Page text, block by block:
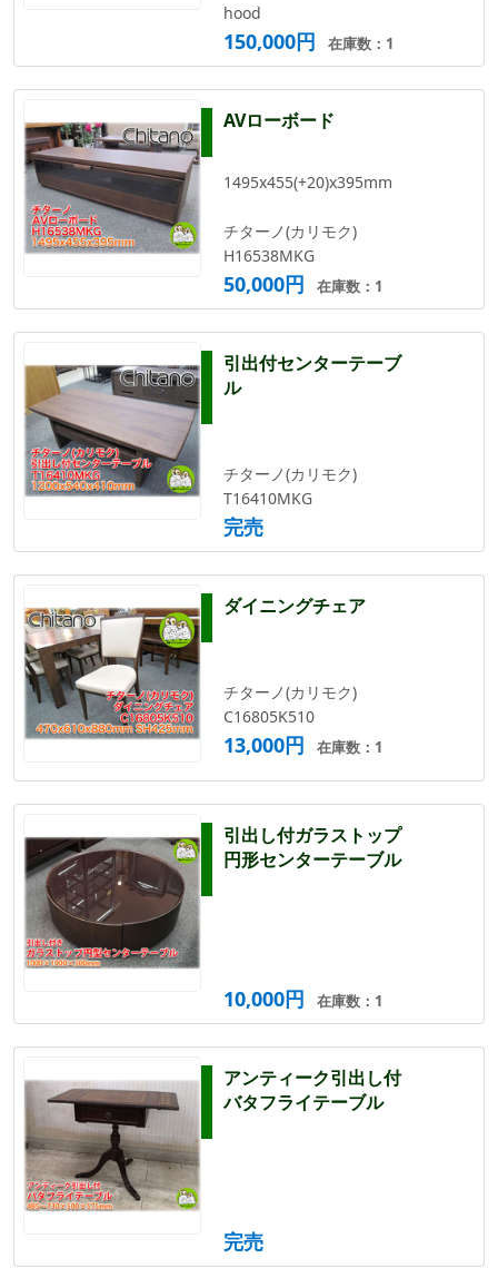
hood
150,000円 在庫数：1
AVローボード
1495x455(+20)x395mm
チターノ(カリモク)
H16538MKG
50,000円 在庫数：1
引出付センターテーブ
ル
チターノ(カリモク)
T16410MKG
完売
ダイニングチェア
チターノ(カリモク)
C16805K510
13,000円 在庫数：1
引出し付ガラストップ
円形センターテーブル
10,000円 在庫数：1
アンティーク引出し付
バタフライテーブル
完売